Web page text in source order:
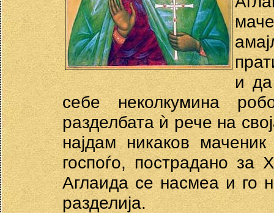
и
себе неколкумина
разделбата ѝ рече на
најдам никаков
госпоѓо, пострадано за
Аглаида се насмеа и го
разделија.